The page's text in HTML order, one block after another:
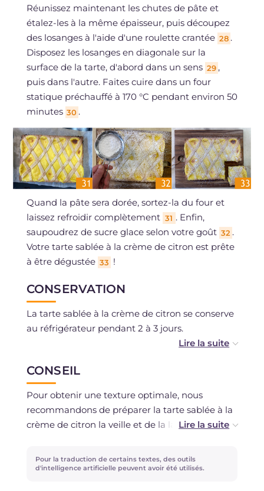
Réunissez maintenant les chutes de pâte et
étalez-les à la même épaisseur, puis découpez
des losanges à l'aide d'une roulette crantée 28 .
Disposez les losanges en diagonale sur la
surface de la tarte, d'abord dans un sens 29 ,
puis dans l'autre. Faites cuire dans un four
statique préchauffé à 170 °C pendant environ 50
minutes 30 .
Quand la pâte sera dorée, sortez-la du four et
laissez refroidir complètement 31 . Enfin,
saupoudrez de sucre glace selon votre goût 32 .
Votre tarte sablée à la crème de citron est prête
à être dégustée 33 !
CONSERVATION
La tarte sablée à la crème de citron se conserve
au réfrigérateur pendant 2 à 3 jours.
jours, ou peut être congelée pendant un mois
au maximum.
La crème au citron se conserve au réfrigérateur
au maximum 2 jours.
CONSEIL
Pour obtenir une texture optimale, nous
recommandons de préparer la tarte sablée à la
crème de citron la veille et de la laisser refroidir
Pour la traduction de certains textes, des outils
d'intelligence artificielle peuvent avoir été utilisés.